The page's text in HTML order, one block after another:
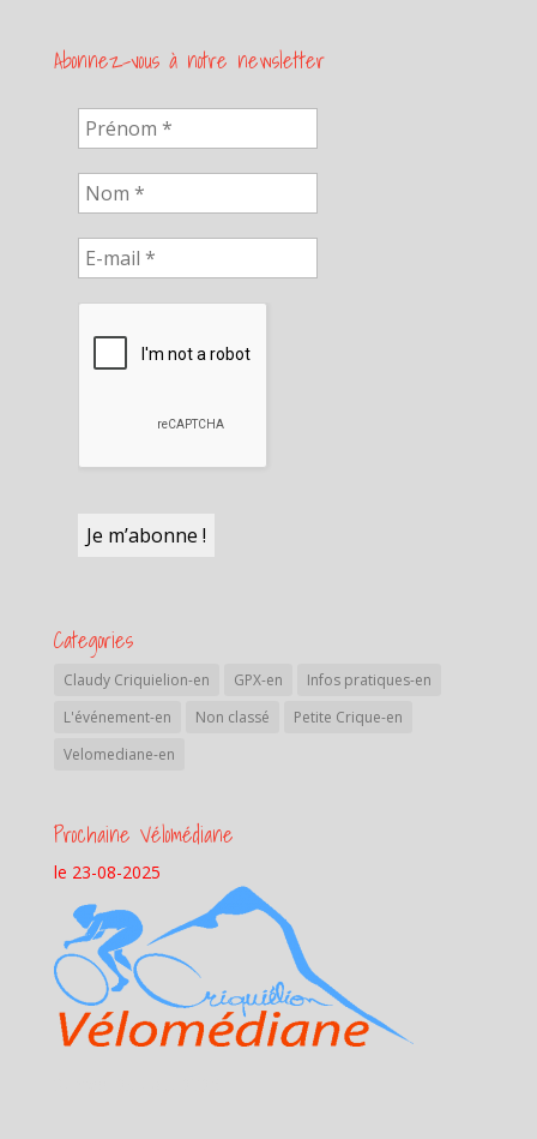
Abonnez-vous à notre newsletter
Categories
Claudy Criquielion-en GPX-en
Infos pratiques-en
L'événement-en
Non classé
Petite Crique-en
Velomediane-en
Prochaine Vélomédiane
le 23-08-2025